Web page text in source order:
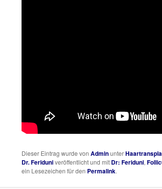
Dieser Eintrag wurde von Adminunter
Dr. Feriduniveröffentlicht und mit Dr: Feriduni,
ein Lesezeichen für den Permalink.